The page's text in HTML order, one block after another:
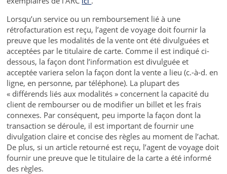
Lorsqu’un service ou un remboursement lié à une
rétrofacturation est reçu, l’agent de voyage doit fournir la
preuve que les modalités de la vente ont été divulguées et
acceptées par le titulaire de carte. Comme il est indiqué ci-
dessous, la façon dont l’information est divulguée et
acceptée variera selon la façon dont la vente a lieu (c.-à-d. en
ligne, en personne, par téléphone). La plupart des
« différends liés aux modalités » concernent la capacité du
client de rembourser ou de modifier un billet et les frais
connexes. Par conséquent, peu importe la façon dont la
transaction se déroule, il est important de fournir une
divulgation claire et concise des règles au moment de l’achat.
De plus, si un article retourné est reçu, l’agent de voyage doit
fournir une preuve que le titulaire de la carte a été informé
des règles.